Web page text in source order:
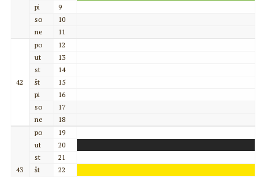
pi
9
so
10
ne
11
42
po
12
ut
13
st
14
št
15
pi
16
so
17
ne
18
43
po
19
ut
20
st
21
št
22